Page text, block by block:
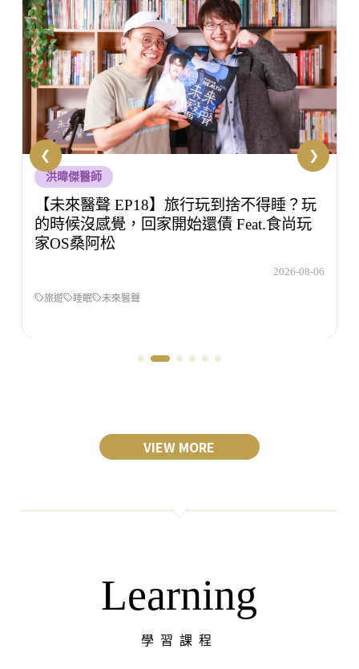
生技人知初
【生技人知初 EP53】壓力大但不知道該怎
麼辦，你有試過諮商嗎？Feat.洪培芸臨床心
理師
2026-08-05
生技人之初 洪培芸
VIEW MORE
Learning
學習課程